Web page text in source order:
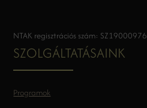
NTAK regisztrációs szám: SZ19000976
SZOLGÁLTATÁSAINK
Programok